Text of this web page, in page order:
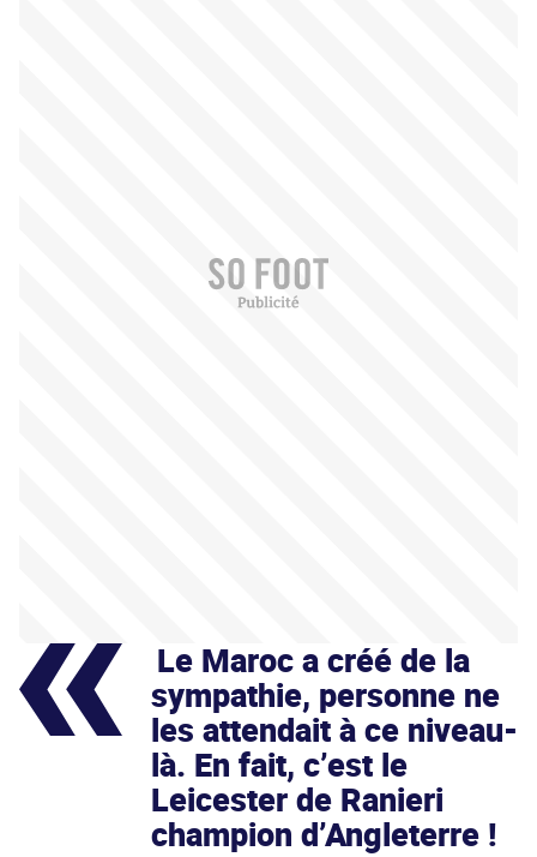
Le Maroc a créé de la
sympathie, personne ne
les attendait à ce niveau-
là. En fait, c’est le
Leicester de Ranieri
champion d’Angleterre !